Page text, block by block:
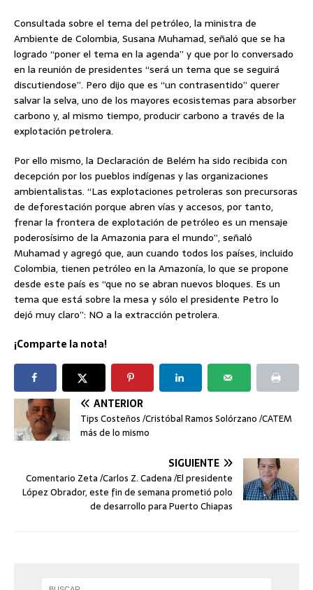
Consultada sobre el tema del petróleo, la ministra de
Ambiente de Colombia, Susana Muhamad, señaló que se ha
logrado “poner el tema en la agenda” y que por lo conversado
en la reunión de presidentes “será un tema que se seguirá
discutiendose”. Pero dijo que es “un contrasentido” querer
salvar la selva, uno de los mayores ecosistemas para absorber
carbono y, al mismo tiempo, producir carbono a través de la
explotación petrolera.
Por ello mismo, la Declaración de Belém ha sido recibida con
decepción por los pueblos indígenas y las organizaciones
ambientalistas. “Las explotaciones petroleras son precursoras
de deforestación porque abren vías y accesos, por tanto,
frenar la frontera de explotación de petróleo es un mensaje
poderosísimo de la Amazonia para el mundo”, señaló
Muhamad y agregó que, aun cuando todos los países, incluido
Colombia, tienen petróleo en la Amazonía, lo que se propone
desde este país es “que no se abran nuevos bloques. Es un
tema que está sobre la mesa y sólo el presidente Petro lo
dejó muy claro”: NO a la extracción petrolera.
¡Comparte la nota!
ANTERIOR
Tips Costeños /Cristóbal Ramos Solórzano /CATEM
más de lo mismo
SIGUIENTE
Comentario Zeta /Carlos Z. Cadena /El presidente
López Obrador, este fin de semana prometió polo
de desarrollo para Puerto Chiapas